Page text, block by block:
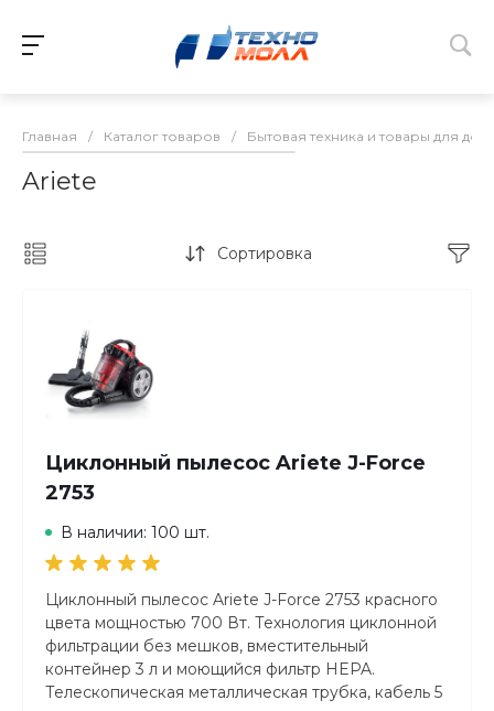
Главная / Каталог товаров / Бытовая техника и товары для
Ariete
Сортировка
Циклонный пылесос Ariete J-Force
2753
В наличии: 100 шт.
Циклонный пылесос Ariete J-Force 2753 красного
цвета мощностью 700 Вт. Технология циклонной
фильтрации без мешков, вместительный
контейнер 3 л и моющийся фильтр HEPA.
Телескопическая металлическая трубка, кабель 5